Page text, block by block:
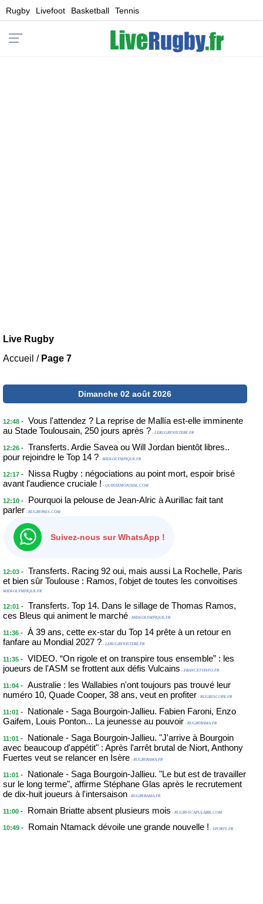
Rugby Livefoot Basketball Tennis
Live Rugby
Accueil / Page 7
Dimanche 02 août 2026
12:48 - Vous l'attendez ? La reprise de Mallía est-elle imminente
au Stade Toulousain, 250 jours après ? - LERUGBYNISTERE.FR
12:26 - Transferts. Ardie Savea ou Will Jordan bientôt libres..
pour rejoindre le Top 14 ? - MIDI-OLYMPIQUE.FR
12:17 -
Nissa Rugby : négociations au point mort, espoir brisé
avant l'audience cruciale ! - QUINZEMONDIAL.COM
12:10 -
Pourquoi la pelouse de Jean-Alric à Aurillac fait tant
parler - RUGBYPASS.COM
Suivez-nous sur WhatsApp !
12:03 - Transferts. Racing 92 oui, mais aussi La Rochelle, Paris
et bien sûr Toulouse : Ramos, l'objet de toutes les convoitises -
MIDI-OLYMPIQUE.FR
12:01 - Transferts. Top 14. Dans le sillage de Thomas Ramos,
ces Bleus qui animent le marché - MIDI-OLYMPIQUE.FR
11:36 - À 39 ans, cette ex-star du Top 14 prête à un retour en
fanfare au Mondial 2027 ? - LERUGBYNISTERE.FR
11:35 - VIDEO. “On rigole et on transpire tous ensemble” : les
joueurs de l'ASM se frottent aux défis Vulcains - FRANCETVINFO.FR
11:04 - Australie : les Wallabies n'ont toujours pas trouvé leur
numéro 10, Quade Cooper, 38 ans, veut en profiter - RUGBYSCOPE.FR
11:01 -
Nationale - Saga Bourgoin-Jallieu. Fabien Faroni, Enzo
Gaifem, Louis Ponton... La jeunesse au pouvoir - RUGBYRAMA.FR
11:01 -
Nationale - Saga Bourgoin-Jallieu. "J'arrive à Bourgoin
avec beaucoup d'appétit" : Après l'arrêt brutal de Niort, Anthony
Fuertes veut se relancer en Isère - RUGBYRAMA.FR
11:01 -
Nationale - Saga Bourgoin-Jallieu. "Le but est de travailler
sur le long terme", affirme Stéphane Glas après le recrutement
de dix-huit joueurs à l'intersaison - RUGBYRAMA.FR
11:00 - Romain Briatte absent plusieurs mois - RUGBY-SCAPULAIRE.COM
10:49 - Romain Ntamack dévoile une grande nouvelle ! - SPORTS.FR